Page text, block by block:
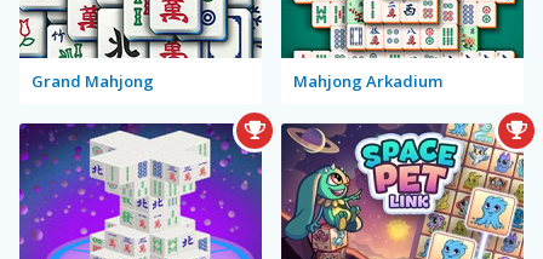
Grand Mahjong Mahjong Arkadium